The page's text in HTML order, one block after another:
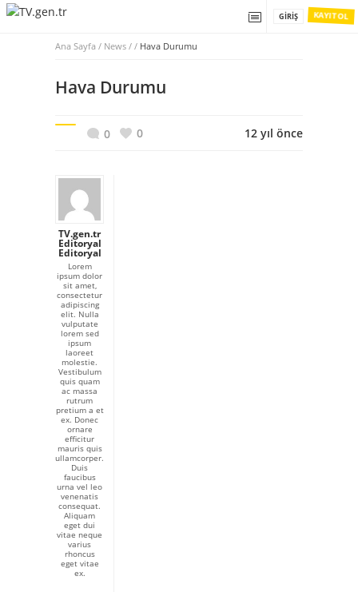
KAYIT OL
GIRIŞ
Ana Sayfa / News / / Hava Durumu
Hava Durumu
0 0 12 yıl önce
TV.gen.tr
Editoryal
Editoryal
Lorem
ipsum dolor
sit amet,
consectetur
adipiscing
elit. Nulla
vulputate
lorem sed
ipsum
laoreet
molestie.
Vestibulum
quis quam
ac massa
rutrum
pretium a et
ex. Donec
ornare
efficitur
mauris quis
ullamcorper.
Duis
faucibus
urna vel leo
venenatis
consequat.
Aliquam
eget dui
vitae neque
varius
rhoncus
eget vitae
ex.